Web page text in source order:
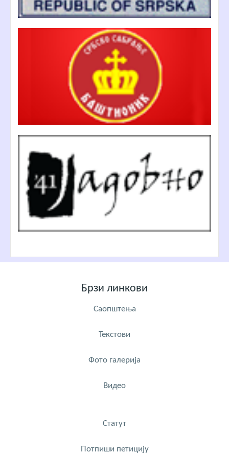
Брзи линкови
Саопштења
Текстови
Фото галерија
Видео
Статут
Потпиши петицију